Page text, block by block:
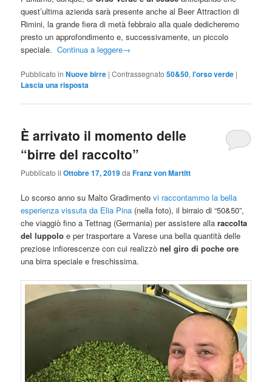
quest’ultima azienda sarà presente anche al Beer Attraction di
Rimini, la grande fiera di metà febbraio alla quale dedicheremo
presto un approfondimento e, successivamente, un piccolo
speciale.Continua a leggere→
Pubblicato in Nuove birre |Contrassegnato 50&50,l'orso verde |
Lascia una risposta
È arrivato il momento delle
“birre del raccolto”
Pubblicato ilOttobre 17, 2019daFranz von Martitt
Lo scorso anno su Malto Gradimentovi raccontammo la bella
esperienza vissuta da Elia Pina (nella foto), il birraio di “50&50”,
che viaggiò fino a Tettnag (Germania) per assistere alla raccolta
del luppolo e per trasportare a Varese una bella quantità delle
preziose infiorescenze con cui realizzònel giro di poche ore
una birra speciale e freschissima.